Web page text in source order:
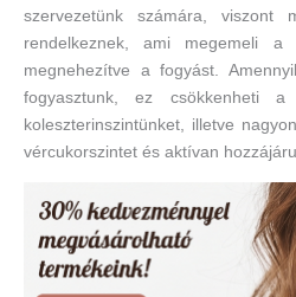
szervezetünk számára, viszont
rendelkeznek, ami megemeli a
megnehezítve a fogyást.
fogyasztunk, ez csökkenheti
koleszterinszintünket, illetve
vércukorszintet és aktívan